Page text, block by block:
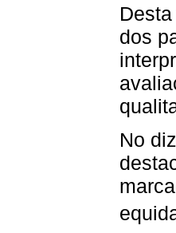
dos
No